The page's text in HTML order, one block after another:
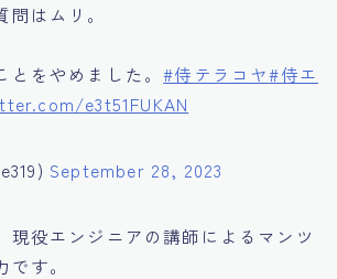
はムリ。
とをやめました。#侍テラコヤ#侍エ
e3t51FUKAN
September 28, 2023
現役エンジニアの講師によるマンツ
す。